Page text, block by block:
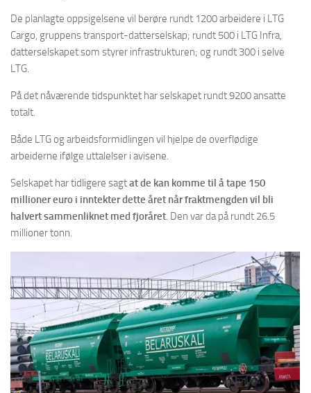
De planlagte oppsigelsene vil berøre rundt 1200 arbeidere i LTG
Cargo, gruppens transport-datterselskap; rundt 500 i LTG Infra,
datterselskapet som styrer infrastrukturen; og rundt 300 i selve
LTG.
På det nåværende tidspunktet har selskapet rundt 9200 ansatte
totalt.
Både LTG og arbeidsformidlingen vil hjelpe de overflødige
arbeiderne ifølge uttalelser i avisene.
Selskapet har tidligere sagtat de kan komme til å tape 150
millioner euro i inntekter dette året når fraktmengden vil bli
halvert sammenliknet med fjoråret. Den var da på rundt 26.5
millioner tonn.